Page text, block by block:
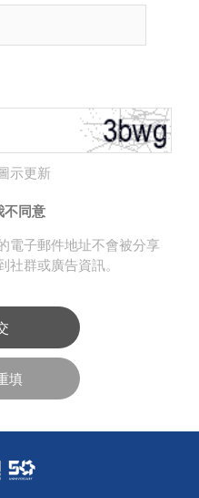
示更新
不同意
電子郵件地址不會被分享
群或廣告資訊。
填